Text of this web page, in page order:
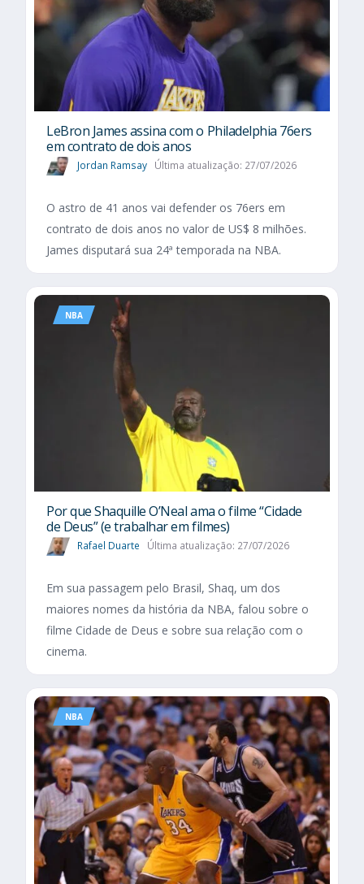
LeBron James assina com o Philadelphia 76ers
em contrato de dois anos
Jordan Ramsay Última atualização: 27/07/2026
O astro de 41 anos vai defender os 76ers em
contrato de dois anos no valor de US$ 8 milhões.
James disputará sua 24ª temporada na NBA.
NBA
Por que Shaquille O’Neal ama o filme “Cidade
de Deus” (e trabalhar em filmes)
Rafael Duarte Última atualização: 27/07/2026
Em sua passagem pelo Brasil, Shaq, um dos
maiores nomes da história da NBA, falou sobre o
filme Cidade de Deus e sobre sua relação com o
cinema.
NBA